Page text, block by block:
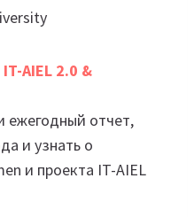
AIEL 2.0 &
ежегодный отчет,
и узнать о
и проекта IT-AIEL